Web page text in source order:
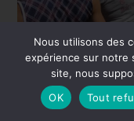
Nous utilisons des
expérience sur notre
site, nous
OK
Tout